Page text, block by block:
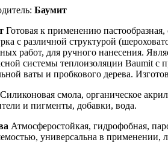
Баумит
Готовая к применению
с различной структурой
работ, для ручного нанесения.
системы теплоизоляции Baumit с
ваты и пробкового дерева.
Силиконовая смола, органическое
и пигменты, добавки, вода.
Атмосферостойкая, гидрофобная,
универсальна в применении,